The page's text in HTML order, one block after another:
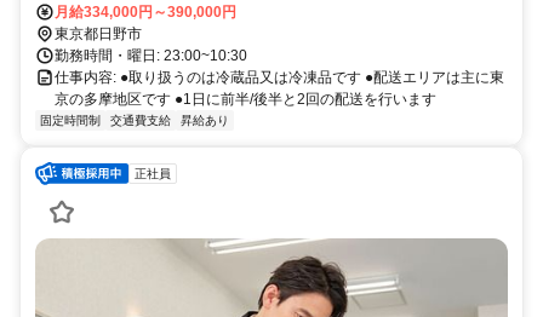
6165 FAX：042-843-1153
月給334,000円～390,000円
東京都日野市
勤務時間・曜日: 23:00~10:30
仕事内容: ●取り扱うのは冷蔵品又は冷凍品です ●配送エリアは主に東
京の多摩地区です ●1日に前半/後半と2回の配送を行います
固定時間制 交通費支給 昇給あり
正社員